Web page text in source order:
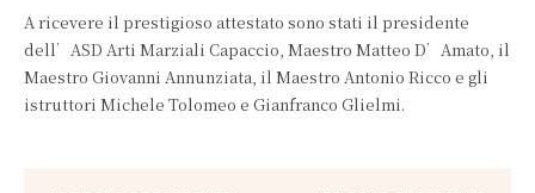
A ricevere il prestigioso attestato sono stati il presidente
dell’ASD Arti Marziali Capaccio, Maestro Matteo D’Amato, il
Maestro Giovanni Annunziata, il Maestro Antonio Ricco e gli
istruttori Michele Tolomeo e Gianfranco Glielmi.